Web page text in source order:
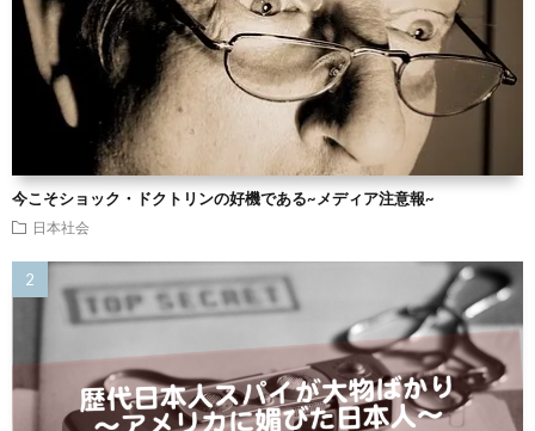
今こそショック・ドクトリンの好機である~メディア注意報~
日本社会